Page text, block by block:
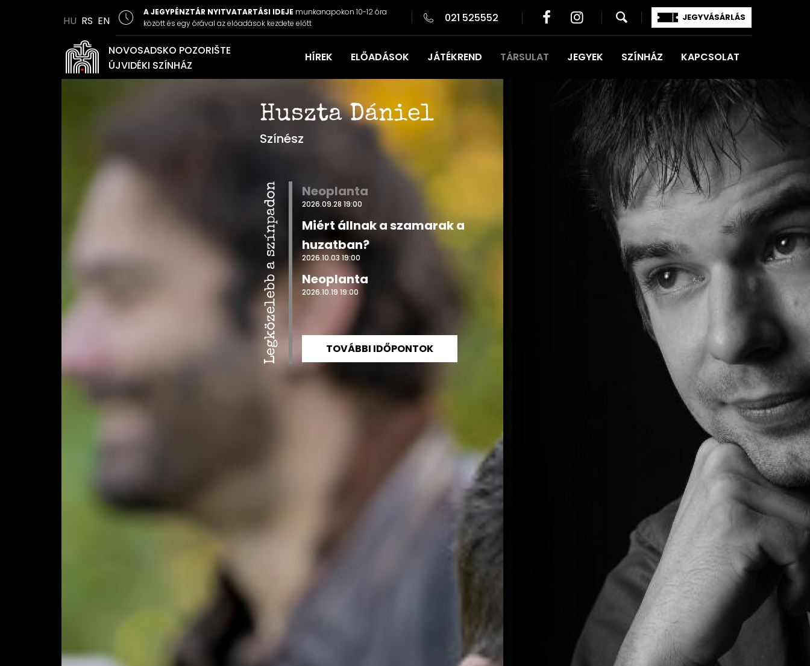
HU RS EN
A JEGYPÉNZTÁR NYITVATARTÁSI IDEJE munkanapokon 10-12 óra
között és egy órával az előadások kezdete előtt
021 525552 JEGYVÁSÁRLÁS
NOVOSADSKO POZORIŠTE
ÚJVIDÉKI SZÍNHÁZ
HÍREK ELŐADÁSOK JÁTÉKREND TÁRSULAT JEGYEK SZÍNHÁZ KAPCSOLAT
Huszta Dániel
Színész
Legközelebb a színpadon Neoplanta
2026.09.28 19:00
Miért állnak a szamarak a
huzatban?
2026.10.03 19:00
Neoplanta
2026.10.19 19:00
TOVÁBBI IDŐPONTOK